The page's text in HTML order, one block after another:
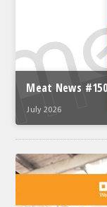
Meat News #150
July 2026